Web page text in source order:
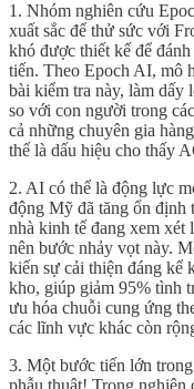
1. Nhóm nghiên cứu
xuất sắc để thử sức với
khó được thiết kế để
tiến. Theo Epoch AI, mô
bài kiểm tra này, làm dấy
so với con người trong
cả những chuyên gia
thể là dấu hiệu cho thấy
2. AI có thể là động lực
động Mỹ đã tăng ổn định
nhà kinh tế đang xem xét
nên bước nhảy vọt này.
kiến sự cải thiện đáng kể
kho, giúp giảm 95% tình
ưu hóa chuỗi cung ứng
các lĩnh vực khác còn
3. Một bước tiến lớn